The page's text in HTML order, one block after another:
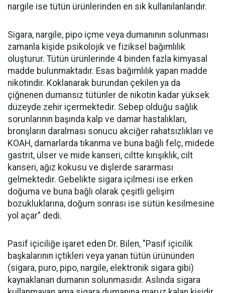
nargile ise tütün ürünlerinden en sık kullanılanlarıdır.
Sigara, nargile, pipo içme veya dumanının solunması
zamanla kişide psikolojik ve fiziksel bağımlılık
oluşturur. Tütün ürünlerinde 4 binden fazla kimyasal
madde bulunmaktadır. Esas bağımlılık yapan madde
nikotindir. Koklanarak burundan çekilen ya da
çiğnenen dumansız tütünler de nikotin kadar yüksek
düzeyde zehir içermektedir. Sebep olduğu sağlık
sorunlarının başında kalp ve damar hastalıkları,
bronşların daralması sonucu akciğer rahatsızlıkları ve
KOAH, damarlarda tıkanma ve buna bağlı felç, midede
gastrit, ülser ve mide kanseri, ciltte kırışıklık, cilt
kanseri, ağız kokusu ve dişlerde sararması
gelmektedir. Gebelikte sigara içilmesi ise erken
doğuma ve buna bağlı olarak çeşitli gelişim
bozukluklarına, doğum sonrası ise sütün kesilmesine
yol açar" dedi.
Pasif içiciliğe işaret eden Dr. Bilen, "Pasif içicilik
başkalarının içtikleri veya yanan tütün ürününden
(sigara, puro, pipo, nargile, elektronik sigara gibi)
kaynaklanan dumanın solunmasıdır. Aslında sigara